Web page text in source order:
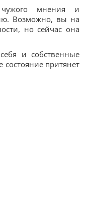
чужого мнения и
Возможно, вы на
но сейчас она
и собственные
притянет